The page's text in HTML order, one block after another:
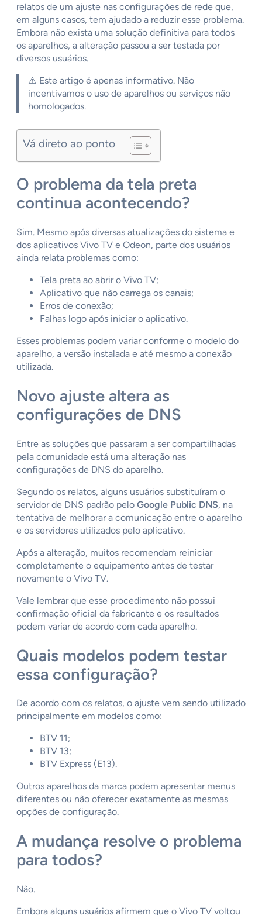
relatos de um ajuste nas configurações de rede que,
em alguns casos, tem ajudado a reduzir esse problema.
Embora não exista uma solução definitiva para todos
os aparelhos, a alteração passou a ser testada por
diversos usuários.
⚠️ Este artigo é apenas informativo. Não
incentivamos o uso de aparelhos ou serviços não
homologados.
Vá direto ao ponto
O problema da tela preta
continua acontecendo?
Sim. Mesmo após diversas atualizações do sistema e
dos aplicativos Vivo TV e Odeon, parte dos usuários
ainda relata problemas como:
Tela preta ao abrir o Vivo TV;
Aplicativo que não carrega os canais;
Erros de conexão;
Falhas logo após iniciar o aplicativo.
Esses problemas podem variar conforme o modelo do
aparelho, a versão instalada e até mesmo a conexão
utilizada.
Novo ajuste altera as
configurações de DNS
Entre as soluções que passaram a ser compartilhadas
pela comunidade está uma alteração nas
configurações de DNS do aparelho.
Segundo os relatos, alguns usuários substituíram o
servidor de DNS padrão pelo Google Public DNS, na
tentativa de melhorar a comunicação entre o aparelho
e os servidores utilizados pelo aplicativo.
Após a alteração, muitos recomendam reiniciar
completamente o equipamento antes de testar
novamente o Vivo TV.
Vale lembrar que esse procedimento não possui
confirmação oficial da fabricante e os resultados
podem variar de acordo com cada aparelho.
Quais modelos podem testar
essa configuração?
De acordo com os relatos, o ajuste vem sendo utilizado
principalmente em modelos como:
BTV 11;
BTV 13;
BTV Express (E13).
Outros aparelhos da marca podem apresentar menus
diferentes ou não oferecer exatamente as mesmas
opções de configuração.
A mudança resolve o problema
para todos?
Não.
Embora alguns usuários afirmem que o Vivo TV voltou